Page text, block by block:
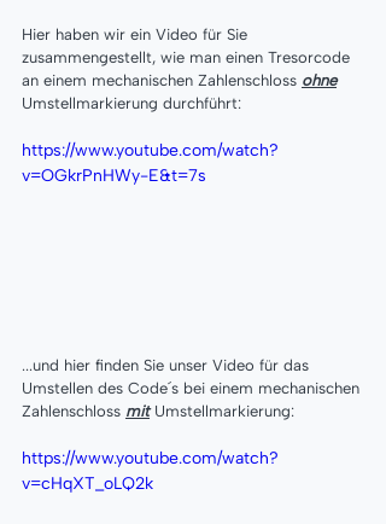
Hier haben wir ein Video für Sie
zusammengestellt, wie man einen Tresorcode
an einem mechanischen Zahlenschloss ohne
Umstellmarkierung durchführt:
https://www.youtube.com/watch?
v=OGkrPnHWy-E&t=7s
...und hier finden Sie unser Video für das
Umstellen des Code´s bei einem mechanischen
Zahlenschloss mit Umstellmarkierung:
https://www.youtube.com/watch?
v=cHqXT_oLQ2k